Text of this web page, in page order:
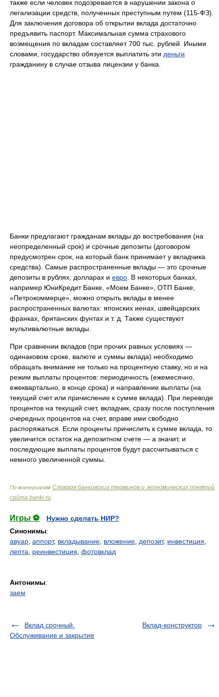
также если человек подозревается в нарушении закона о
легализации средств, полученных преступным путем (115-ФЗ).
Для заключения договора об открытии вклада достаточно
предъявить паспорт. Максимальная сумма страхового
возмещения по вкладам составляет 700 тыс. рублей. Иными
словами, государство обязуется выплатить эти деньги
гражданину в случае отзыва лицензии у банка.
Банки предлагают гражданам вклады до востребования (на
неопределенный срок) и срочные депозиты (договором
предусмотрен срок, на который банк принимает у вкладчика
средства). Самые распространенные вклады — это срочные
депозиты в рублях, долларах и евро . В некоторых банках,
например ЮниКредит Банке, «Моем Банке», ОТП Банке,
«Петрокоммерце», можно открыть вклады в менее
распространенных валютах: японских иенах, швейцарских
франках, британских фунтах и т. д. Также существуют
мультивалютные вклады.
При сравнении вкладов (при прочих равных условиях —
одинаковом сроке, валюте и суммы вклада) необходимо
обращать внимание не только на процентную ставку, но и на
режим выплаты процентов: периодичность (ежемесячно,
ежеквартально, в конце срока) и направление выплаты (на
текущий счет или причисление к сумме вклада). При переводе
процентов на текущий счет, вкладчик, сразу после поступления
очередных процентов на счет, вправе ими свободно
распоряжаться. Если проценты причислить к сумме вклада, то
увеличится остаток на депозитном счете — а значит, и
последующие выплаты процентов будут рассчитываться с
немного увеличенной суммы.
По материалам Словаря банковских терминов и экономических понятий
сайта banki.ru
Игры ⚽
Нужно сделать НИР?
Синонимы:
авуар аппорт, вкладывание вложение депозит, инвестиция
лепта
реинвестиция фотовклад
Антонимы:
заем
Вклад срочный.
Обслуживание и закрытие
Вклад-конструктор